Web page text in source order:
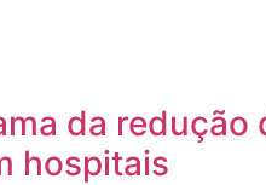
da
hospitais